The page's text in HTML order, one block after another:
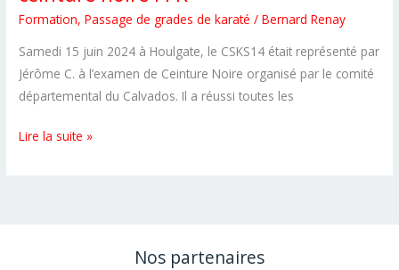
Formation,Passage de grades de karaté /Bernard Renay
Samedi 15 juin 2024 à Houlgate, le CSKS14 était représenté par
Jérôme C. à l’examen de Ceinture Noire organisé par le comité
départemental du Calvados. Il a réussi toutes les
100%
Lire la suite »
Nos partenaires